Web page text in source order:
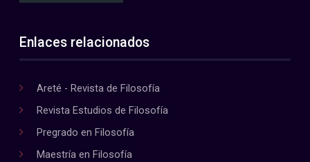
Enlaces relacionados
Areté - Revista de Filosofía
Revista Estudios de Filosofía
Pregrado en Filosofía
Maestría en Filosofía